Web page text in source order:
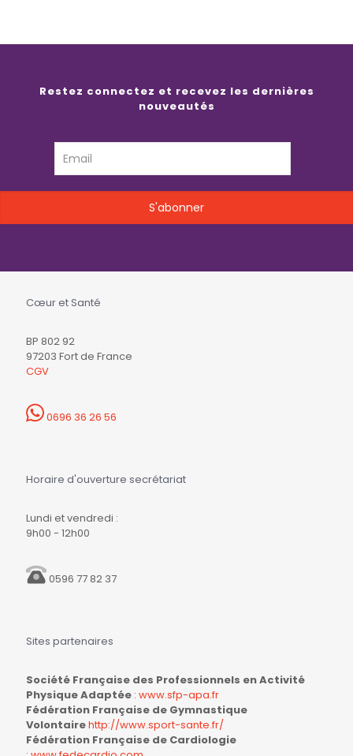
Restez connectez et recevez les dernières
nouveautés
Cœur et Santé
BP 802 92
97203 Fort de France
CGV
0696 36 26 56
Horaire d'ouverture secrétariat
Lundi et vendredi :
9h00 - 12h00
0596 77 82 37
Sites partenaires
Société Française des Professionnels en Activité
Physique Adaptée : www.sfp-apa.fr
Fédération Française de Gymnastique
Volontairehttp://www.sport-sante.fr/
Fédération Française de Cardiologie